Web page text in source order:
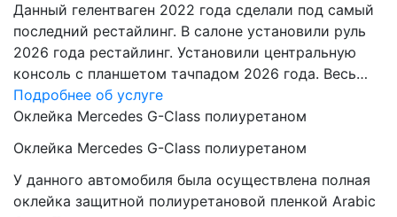
Данный гелентваген 2022 года сделали под самый
последний рестайлинг. В салоне установили руль
2026 года рестайлинг. Установили центральную
консоль с планшетом тачпадом 2026 года. Весь…
Подробнее об услуге
Оклейка Mercedes G-Class полиуретаном
Оклейка Mercedes G-Class полиуретаном
У данного автомобиля была осуществлена полная
оклейка защитной полиуретановой пленкой Arabic